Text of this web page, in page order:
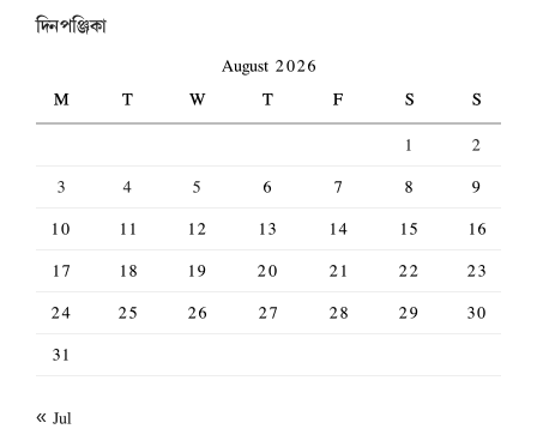
দিনপঞ্জিকা
August 2026
M
T W T F S
S
1
2
3
4 5 6 7 8
9
10
11 12 13 14 15
16
17
18 19 20 21 22
23
24
25 26 27 28 29
30
31
« Jul